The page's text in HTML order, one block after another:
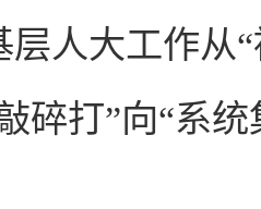
层人大工作从
碎打”向“系